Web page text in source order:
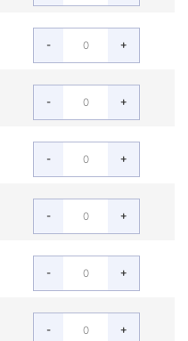
- +
- +
- +
- +
- +
- +